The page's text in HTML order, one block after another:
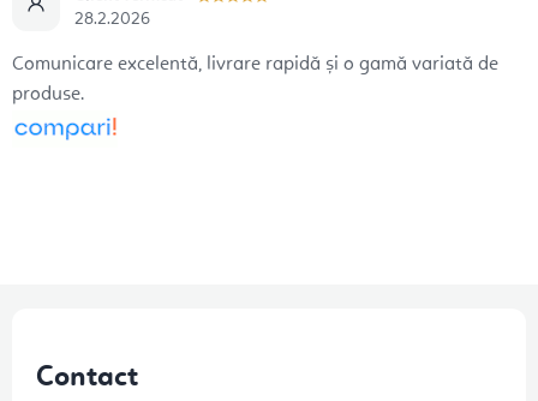
28.2.2026
Comunicare excelentă, livrare rapidă și o gamă variată de
produse.
Contact